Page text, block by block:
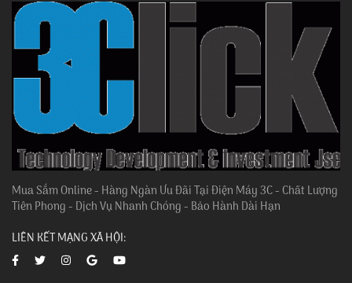
Mua Sắm Online - Hàng Ngàn Ưu Đãi Tại Điện Máy 3C - Chất Lượng
Tiên Phong - Dịch Vụ Nhanh Chóng - Bảo Hành Dài Hạn
LIÊN KẾT MẠNG XÃ HỘI: